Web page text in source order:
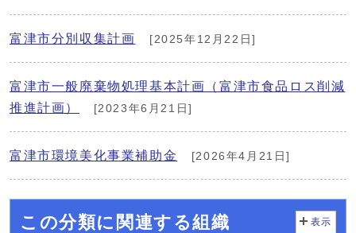
富津市分別収集計画 [2025年12月22日]
富津市一般廃棄物処理基本計画（富津市食品ロス削減
推進計画）
[2023年6月21日]
富津市環境美化事業補助金 [2026年4月21日]
この分類に関連する組織 表示